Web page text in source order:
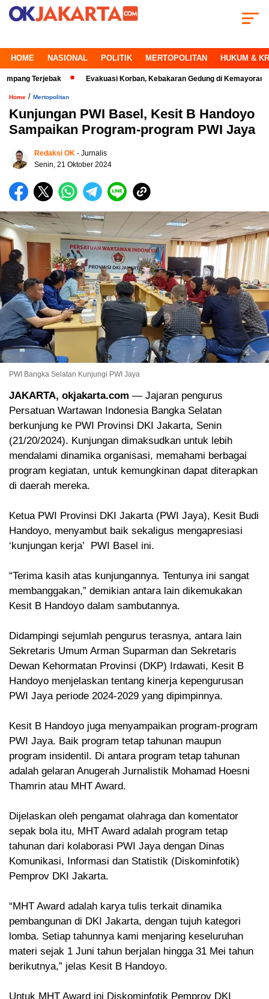
HOME NASIONAL POLITIK MERTOPOLITAN HUKUM &
Evakuasi Korban, Kebakaran Gedung di Kemayoran Makin
Home / Mertopolitan
Kunjungan PWI Basel, Kesit B Handoyo
Sampaikan Program-program PWI Jaya
Redaksi OK - Jurnalis
Senin, 21 Oktober 2024
PWI Bangka Selatan Kunjungi PWI Jaya
JAKARTA, okjakarta.com — Jajaran pengurus
Persatuan Wartawan Indonesia Bangka Selatan
berkunjung ke PWI Provinsi DKI Jakarta, Senin
(21/20/2024). Kunjungan dimaksudkan untuk lebih
mendalami dinamika organisasi, memahami berbagai
program kegiatan, untuk kemungkinan dapat diterapkan
di daerah mereka.
Ketua PWI Provinsi DKI Jakarta (PWI Jaya), Kesit Budi
Handoyo, menyambut baik sekaligus mengapresiasi
‘kunjungan kerja’ PWI Basel ini.
“Terima kasih atas kunjungannya. Tentunya ini sangat
membanggakan,” demikian antara lain dikemukakan
Kesit B Handoyo dalam sambutannya.
Didampingi sejumlah pengurus terasnya, antara lain
Sekretaris Umum Arman Suparman dan Sekretaris
Dewan Kehormatan Provinsi (DKP) Irdawati, Kesit B
Handoyo menjelaskan tentang kinerja kepengurusan
PWI Jaya periode 2024-2029 yang dipimpinnya.
Kesit B Handoyo juga menyampaikan program-program
PWI Jaya. Baik program tetap tahunan maupun
program insidentil. Di antara program tetap tahunan
adalah gelaran Anugerah Jurnalistik Mohamad Hoesni
Thamrin atau MHT Award.
Dijelaskan oleh pengamat olahraga dan komentator
sepak bola itu, MHT Award adalah program tetap
tahunan dari kolaborasi PWI Jaya dengan Dinas
Komunikasi, Informasi dan Statistik (Diskominfotik)
Pemprov DKI Jakarta.
“MHT Award adalah karya tulis terkait dinamika
pembangunan di DKI Jakarta, dengan tujuh kategori
lomba. Setiap tahunnya kami menjaring keseluruhan
materi sejak 1 Juni tahun berjalan hingga 31 Mei tahun
berikutnya,” jelas Kesit B Handoyo.
Untuk MHT Award ini Diskominfotik Pemprov DKI